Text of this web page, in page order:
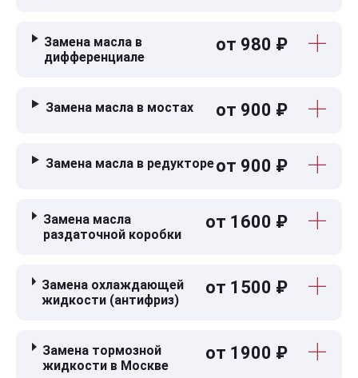
Замена масла в
дифференциале
от 980 ₽
Замена масла в мостах от 900 ₽
Замена масла в редуктореот 900 ₽
Замена масла
раздаточной коробки
от 1600 ₽
Замена охлаждающей
жидкости (антифриз)
от 1500 ₽
Замена тормозной
жидкости в Москве
от 1900 ₽